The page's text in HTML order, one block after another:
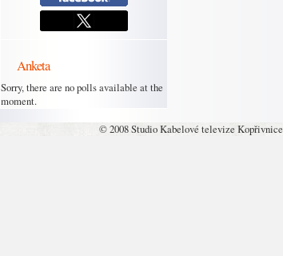
Anketa
Sorry, there are no polls available at the
moment.
© 2008 Studio Kabelové televize Kopřivnice